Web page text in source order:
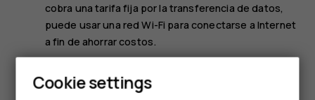
Smartphones
cobra una tarifa fija por la transferencia de datos,
puede usar una red Wi-Fi para conectarse a Internet
a fin de ahorrar costos.
Explorar la Web
Cookie settings